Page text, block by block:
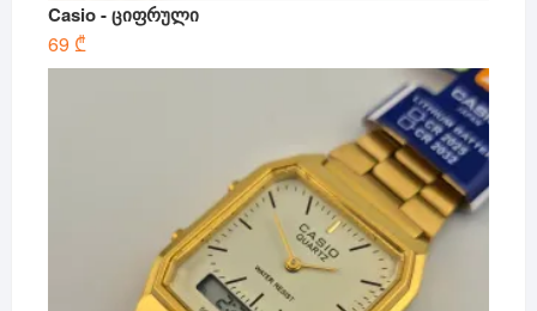
Casio - ციფრული
69 ₾